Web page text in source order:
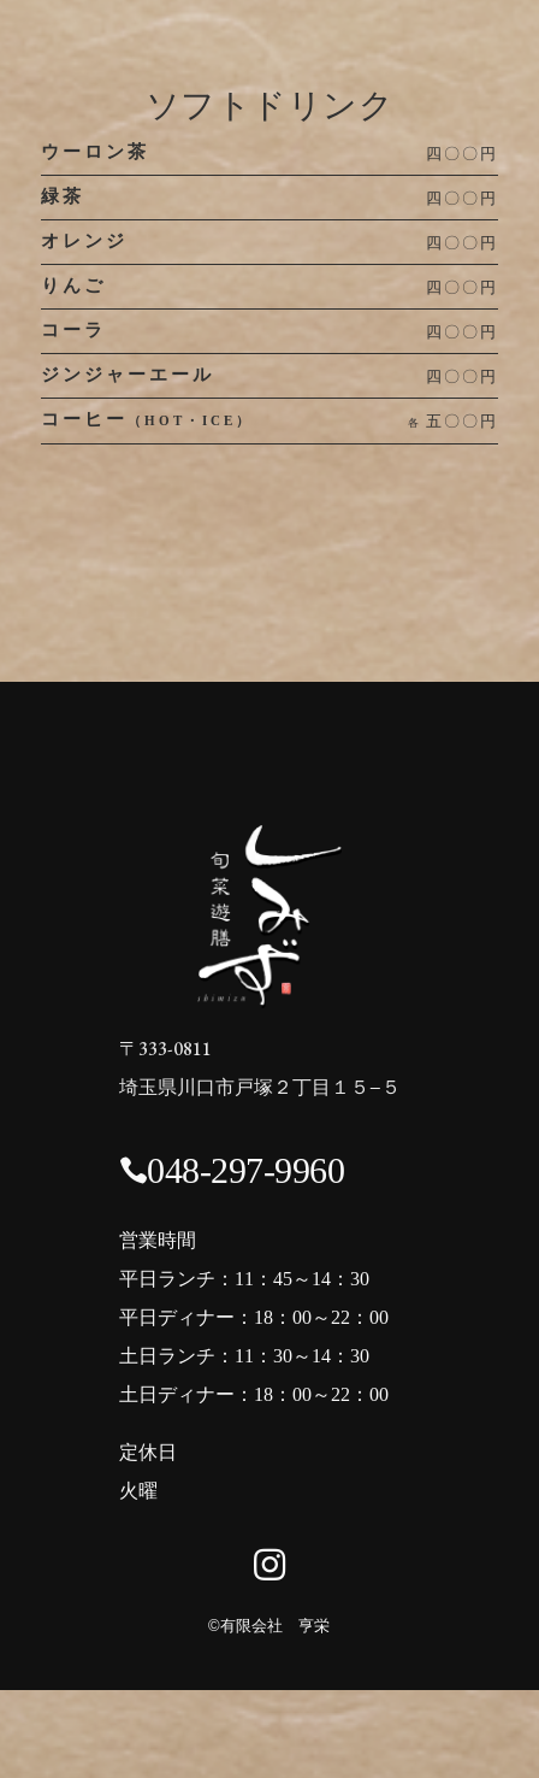
ソフトドリンク
ウーロン茶 四〇〇円
緑茶 四〇〇円
オレンジ 四〇〇円
りんご 四〇〇円
コーラ 四〇〇円
ジンジャーエール 四〇〇円
コーヒー （HOT・ICE） 各 五〇〇円
〒333-0811
埼玉県川口市戸塚２丁目１５−５
048‐297-9960
営業時間
平日ランチ：11：45～14：30
平日ディナー：18：00～22：00
土日ランチ：11：30～14：30
土日ディナー：18：00～22：00
定休日
火曜

©︎有限会社 亨栄